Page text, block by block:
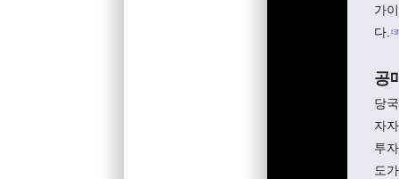
가
다.
공
당
자
투
도